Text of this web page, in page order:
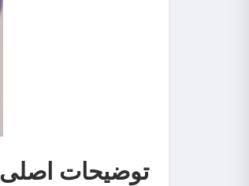
توضیحات اصلی